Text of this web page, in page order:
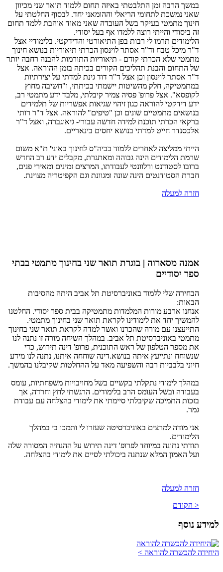
במשך הרבה זמן התלבטתי באיזה תחום ללמוד תואר שני מכיוון
שאני נמשכת לתחומי הריאלי וההומאני יחד. לבסוף החלטתי על
חינוך מתמטי בעיקר בשל העובדה שאני מאוד אוהבת ללמד תחום
זה ביסודי והייתי רוצה ללמדו אף בעל יסודי.
הלימודים תרמו לי רבות בפן התיאורטי והדידקטי. בלימודיי אצל
ד"ר מיכל טבח וד"ר אסתר לוינסון הכרתי תיאוריות בנושא חינוך
מתמטי שלא הכרתי קודם - תיאוריות התורמות להבנה רחבה יותר
של התחום והבנת תהליכים הקורים בכיתה בזמן ההוראה. אצל
ד"ר אסתר לוינסון וכן אצל ד"ר דוד גינת למדתי על יצירתיות
במתמטיקה, חלק מהשיטות יישמתי בכיתתי, ו"חשיבה מחוץ
לקופסא". אצל פרופ' פסיה צמיר קיבלתי, מלבד ידע מתמטי רב,
ידע דידקטי להוראה כגון זיהוי שגיאות אפשריות של תלמידים
בנושאים מתמטיים שונים וכן "טיפים" להוראה. אצל ד"ר רותי
ברקאי הכרתי תוכנת למידה חדשה עבורי- גיאוגברה, ואצל ד"ר
אלכסנדר חייט למדתי בנושא יחסים בינאריים.
הייתי ממליצה לאחרים ללמוד בביה"ס לחינוך באוני' ת"א משום
שרמת הלימודים הינה גבוהה ומאתגרת, מקבלים ידע רב החדש
ברובו לסטודנט ורלוונטי לעבודתו, המרצים זמינים ומאירי פנים,
חברת הסטודנטים הינה שונה ומגוונת וגם הקפיטריה מצוינת.
חזרה למעלה
אמנה מסארוה | בוגרת תואר שני בחינוך מתמטי בבתי
ספר יסודיים
הבחירה שלי ללמוד באוניברסיטת תל אביב היתה מהסיבות
הבאות:
אנחנו ארבע מורות המלמדות מתמטיקה בבית ספר יסודי. החלטנו
להמשיך יחד את לימודינו לקראת תואר שני בחינוך מתמטי.
התייעצנו עם מורה שהכרנו ואשר למדה לקראת תואר שני בחינוך
מתמטי באוניברסיטת תל אביב. במהלך השיחה מורה זו נתנה לנו
את מספר הטלפון של ראש התוכנית, פרופ' דינה תירוש, כדי
שנשוחח ונתייעץ איתה בנושא.דינה שוחחה איתנו, נתנה לנו מידע
חיוני בלבביות רבה והשפיעה מאד על ההחלטות שקיבלנו בהמשך.
במהלך לימודי נתקלתי בקשיים בשל מחויבויות משפחתיות, עומס
בעבודה ובשל העומס הרב בלימודים. הרגשתי לחץ וחרדה, אך
בזכות התמיכה שקיבלתי סיימתי את לימודי בהצלחה עם עבודת
גמר.
אני מודה למרצים באוניברסיטה שעזרו לי ותמכו בי במהלך
הלימודים.
תודתי נתונה במיוחד לפרופ' דינה תירוש על ההנחיה המסורה שלה
ועל האמון המלא שנתנה ביכולתי לסיים את לימודי בהצלחה.
חזרה למעלה
< הקודם
למידע נוסף
היחידה להכשרה להוראה >